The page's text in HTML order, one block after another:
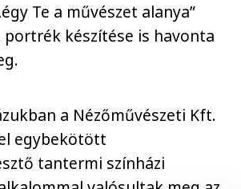
Te a művészet alanya”
készítése is havonta
a Nézőművészeti Kft.
egybekötött
tantermi színházi